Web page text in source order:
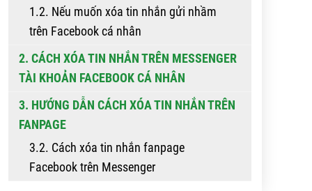
1.2. Nếu muốn xóa tin nhắn gửi nhầm
trên Facebook cá nhân
2. CÁCH XÓA TIN NHẮN TRÊN MESSENGER
TÀI KHOẢN FACEBOOK CÁ NHÂN
3. HƯỚNG DẪN CÁCH XÓA TIN NHẮN TRÊN
FANPAGE
3.2. Cách xóa tin nhắn fanpage
Facebook trên Messenger